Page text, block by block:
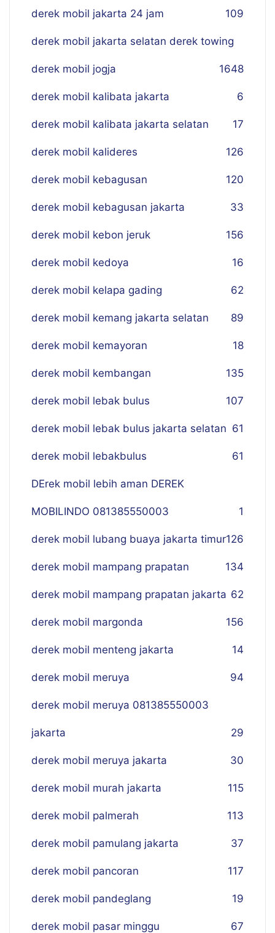
derek mobil jakarta 24 jam 109
derek mobil jakarta selatan derek towing
48
derek mobil jogja 16
derek mobil kalibata jakarta 6
derek mobil kalibata jakarta selatan 17
derek mobil kalideres 126
derek mobil kebagusan 120
derek mobil kebagusan jakarta 33
derek mobil kebon jeruk 156
derek mobil kedoya 16
derek mobil kelapa gading 62
derek mobil kemang jakarta selatan 89
derek mobil kemayoran 18
derek mobil kembangan 135
derek mobil lebak bulus 107
derek mobil lebak bulus jakarta selatan 61
derek mobil lebakbulus 61
DErek mobil lebih aman DEREK
MOBILINDO 081385550003 1
derek mobil lubang buaya jakarta timur126
derek mobil mampang prapatan 134
derek mobil mampang prapatan jakarta 62
derek mobil margonda 156
derek mobil menteng jakarta 14
derek mobil meruya 94
derek mobil meruya 081385550003
jakarta 29
derek mobil meruya jakarta 30
derek mobil murah jakarta 115
derek mobil palmerah 113
derek mobil pamulang jakarta 37
derek mobil pancoran 117
derek mobil pandeglang 19
derek mobil pasar minggu 67